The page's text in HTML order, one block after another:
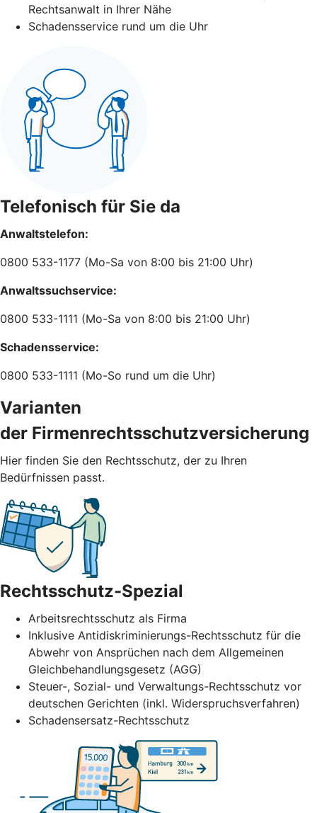
Rechtsanwalt in Ihrer Nähe
Schadensservice rund um die Uhr
Telefonisch für Sie da
Anwaltstelefon:
0800 533-1177 (Mo-Sa von 8:00 bis 21:00 Uhr)
Anwaltssuchservice:
0800 533-1111 (Mo-Sa von 8:00 bis 21:00 Uhr)
Schadensservice:
0800 533-1111 (Mo-So rund um die Uhr)
Varianten
der Firmenrechtsschutzversicherung
Hier finden Sie den Rechtsschutz, der zu Ihren
Bedürfnissen passt.
Rechtsschutz-Spezial
Arbeitsrechtsschutz als Firma
Inklusive Antidiskriminierungs-Rechtsschutz für die
Abwehr von Ansprüchen nach dem Allgemeinen
Gleichbehandlungsgesetz (AGG)
Steuer-, Sozial- und Verwaltungs-Rechtsschutz vor
deutschen Gerichten (inkl. Widerspruchsverfahren)
Schadensersatz-Rechtsschutz